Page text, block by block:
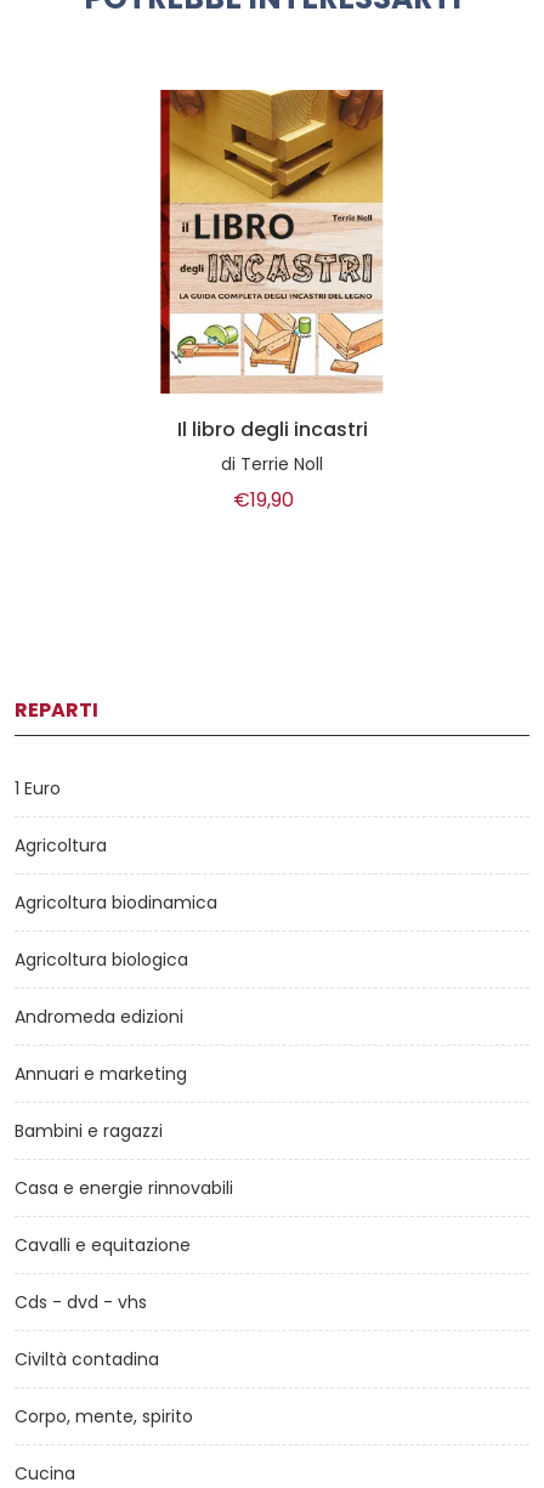
Il libro degli incastri
di Terrie Noll
€19,90
REPARTI
1 Euro
Agricoltura
Agricoltura biodinamica
Agricoltura biologica
Andromeda edizioni
Annuari e marketing
Bambini e ragazzi
Casa e energie rinnovabili
Cavalli e equitazione
Cds - dvd - vhs
Civiltà contadina
Corpo, mente, spirito
Cucina